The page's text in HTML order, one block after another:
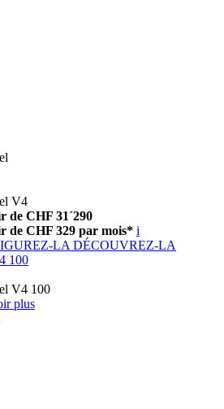
V4
de CHF 31´290
de CHF 329 par mois* i
LA DÉCOUVREZ-LA
100
V4 100
plus